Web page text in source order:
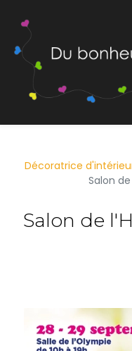
Décoratrice
Salon
Salon de